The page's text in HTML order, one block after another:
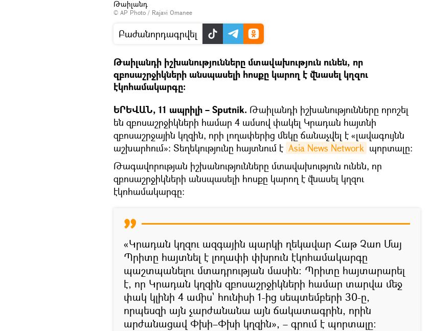
Թաիլանդ
© AP Photo / Rajavi Omanee
Բաժանորդագրվել
Թաիլանդի իշխանությունները մտավախություն ունեն, որ
զբոսաշրջիկների անսպասելի հոսքը կարող է վնասել կղզու
էկոհամակարգը։
ԵՐԵՎԱՆ, 11 ապրիլի – Sputnik. Թաիլանդի իշխանությունները որոշել
են զբոսաշրջիկների համար 4 ամսով փակել Կրադան հայտնի
զբոսաշրջային կղզին, որի լողափերից մեկը ճանաչվել է «լավագույնն
աշխարհում»։ Տեղեկությունը հայտնում է Asia News Network պորտալը։
Թագավորության իշխանությունները մտավախություն ունեն, որ
զբոսաշրջիկների անսպասելի հոսքը կարող է վնասել կղզու
էկոհամակարգը։
«Կրադան կղզու ազգային պարկի ղեկավար Հաթ Չաո Մայ
Պրիտը հայտնել է լողափի փխրուն էկոհամակարգը
պաշտպանելու մտադրության մասին։ Պրիտը հայտարարել
է, որ Կրադան կղզին զբոսաշրջիկների համար տարվա մեջ
փակ կլինի 4 ամիս` հունիսի 1-ից սեպտեմբերի 30-ը,
որպեսզի այն չարժանանա այն ճակատագրին, որին
արժանացավ Փխի–Փխի կղզին», – գրում է պորտալը։